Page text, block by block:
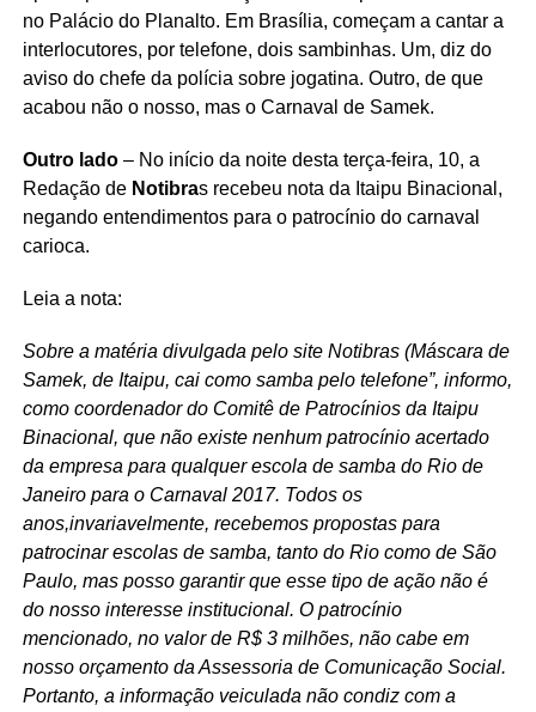
no Palácio do Planalto. Em Brasília, começam a cantar a
interlocutores, por telefone, dois sambinhas. Um, diz do
aviso do chefe da polícia sobre jogatina. Outro, de que
acabou não o nosso, mas o Carnaval de Samek.
Outro lado– No início da noite desta terça-feira, 10, a
Redação de Notibras recebeu nota da Itaipu Binacional,
negando entendimentos para o patrocínio do carnaval
carioca.
Leia a nota:
Sobre a matéria divulgada pelo site Notibras (Máscara de
Samek, de Itaipu, cai como samba pelo telefone”, informo,
como coordenador do Comitê de Patrocínios da Itaipu
Binacional, que não existe nenhum patrocínio acertado
da empresa para qualquer escola de samba do Rio de
Janeiro para o Carnaval 2017. Todos os
anos,invariavelmente, recebemos propostas para
patrocinar escolas de samba, tanto do Rio como de São
Paulo, mas posso garantir que esse tipo de ação não é
do nosso interesse institucional. O patrocínio
mencionado, no valor de R$ 3 milhões, não cabe em
nosso orçamento da Assessoria de Comunicação Social.
Portanto, a informação veiculada não condiz com a